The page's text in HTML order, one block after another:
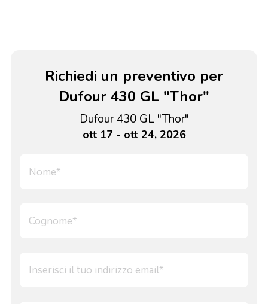
Richiedi un preventivo per
Dufour 430 GL "Thor"
Dufour 430 GL "Thor"
ott 17 - ott 24, 2026